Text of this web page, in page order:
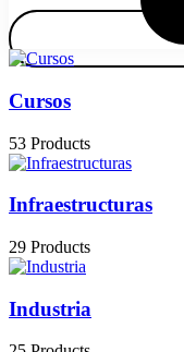
Cursos
53 Products
Infraestructuras
29 Products
Industria